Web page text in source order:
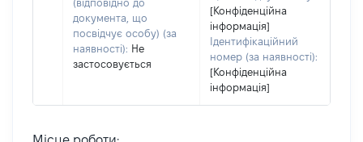
(відповідно до
документа, що
посвідчує особу) (за
наявності): Не
застосовується
[Конфіденційна
інформація]
Ідентифікаційний
номер (за наявності):
[Конфіденційна
інформація]